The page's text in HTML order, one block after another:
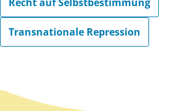
Transnationale Repression
Zurück zum Hauptinhalt
Zurück zur Navigation